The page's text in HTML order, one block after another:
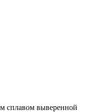
сплавом выверенной